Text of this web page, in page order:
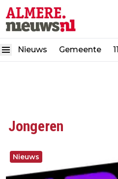
Nieuws Gemeente
Jongeren
Nieuws